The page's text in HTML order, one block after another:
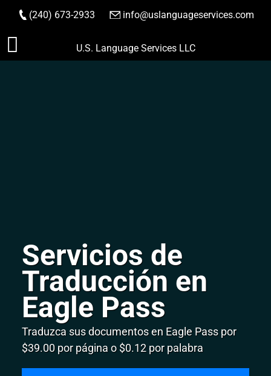
Saltar
(240) 673-2933 info@uslanguageservices.com
HACER PEDIDO
U.S. Language Services LLC
Servicios de
Traducción en
Eagle Pass
Traduzca sus documentos en Eagle Pass por
$39.00 por página o $0.12 por palabra